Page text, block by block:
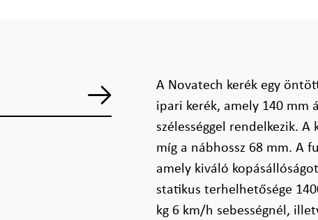
A Novatech kerék egy
ipari kerék, amely 140 mm
szélességgel rendelkezik.
míg a nábhossz 68 mm. A
amely kiváló
statikus terhelhetősége
kg 6 km/h sebességnél,